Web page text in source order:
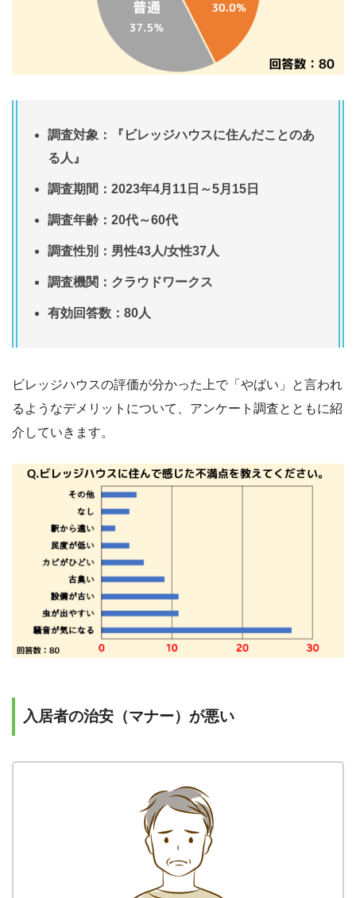
調査対象：『ビレッジハウスに住んだことのあ
る人』
調査期間：2023年4月11日～5月15日
調査年齢：20代～60代
調査性別：男性43人/女性37人
調査機関：クラウドワークス
有効回答数：80人
ビレッジハウスの評価が分かった上で「やばい」と言われ
るようなデメリットについて、アンケート調査とともに紹
介していきます。
入居者の治安（マナー）が悪い